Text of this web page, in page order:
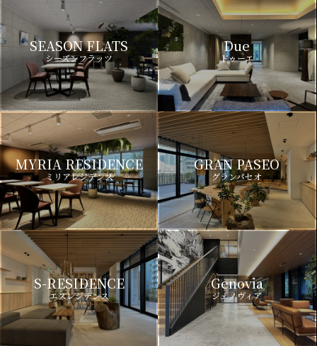
SEASON FLATS
シーズンフラッツ
Due
ドゥーエ
MYRIA RESIDENCE
ミリアレジデンス
GRAN PASEO
グランパセオ
S-RESIDENCE
エスレジデンス
Genovia
ジェノヴィア